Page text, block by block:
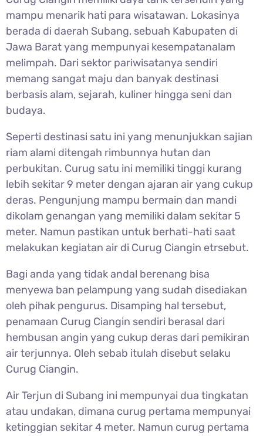
mampu menarik hati para wisatawan. Lokasinya
berada di daerah Subang, sebuah Kabupaten di
Jawa Barat yang mempunyai kesempatanalam
melimpah. Dari sektor pariwisatanya sendiri
memang sangat maju dan banyak destinasi
berbasis alam, sejarah, kuliner hingga seni dan
budaya.
Seperti destinasi satu ini yang menunjukkan sajian
riam alami ditengah rimbunnya hutan dan
perbukitan. Curug satu ini memiliki tinggi kurang
lebih sekitar 9 meter dengan ajaran air yang cukup
deras. Pengunjung mampu bermain dan mandi
dikolam genangan yang memiliki dalam sekitar 5
meter. Namun pastikan untuk berhati-hati saat
melakukan kegiatan air di Curug Ciangin etrsebut.
Bagi anda yang tidak andal berenang bisa
menyewa ban pelampung yang sudah disediakan
oleh pihak pengurus. Disamping hal tersebut,
penamaan Curug Ciangin sendiri berasal dari
hembusan angin yang cukup deras dari pemikiran
air terjunnya. Oleh sebab itulah disebut selaku
Curug Ciangin.
Air Terjun di Subang ini mempunyai dua tingkatan
atau undakan, dimana curug pertama mempunyai
ketinggian sekitar 4 meter. Namun curug pertama